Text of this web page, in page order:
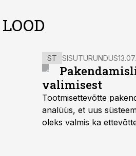
ST SISUTURUNDUS
valimisest
Tootmisettevõtte
analüüs, et uus
oleks valmis ka